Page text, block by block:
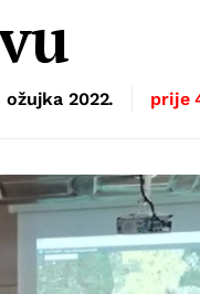
2022. prije